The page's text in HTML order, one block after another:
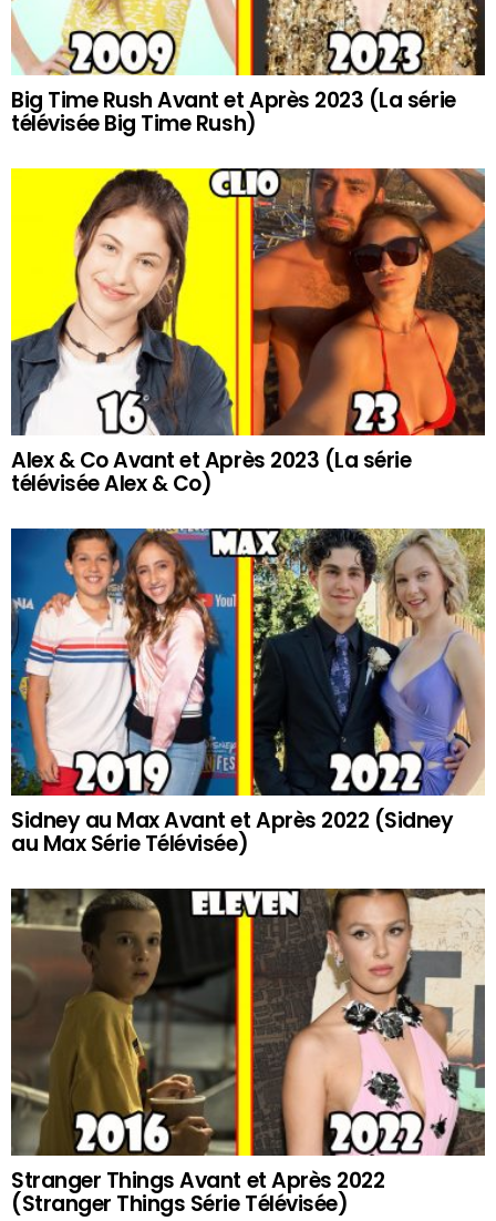
Big Time Rush Avant et Après 2023 (La série
télévisée Big Time Rush)
Alex & Co Avant et Après 2023 (La série
télévisée Alex & Co)
Sidney au Max Avant et Après 2022 (Sidney
au Max Série Télévisée)
Stranger Things Avant et Après 2022
(Stranger Things Série Télévisée)